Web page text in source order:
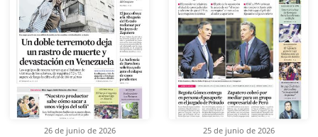
26 de junio de 2026 25 de junio de 2026